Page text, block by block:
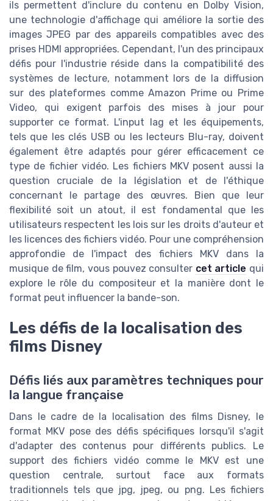
ils permettent d'inclure du contenu en Dolby Vision,
une technologie d'affichage qui améliore la sortie des
images JPEG par des appareils compatibles avec des
prises HDMI appropriées. Cependant, l'un des principaux
défis pour l'industrie réside dans la compatibilité des
systèmes de lecture, notamment lors de la diffusion
sur des plateformes comme Amazon Prime ou Prime
Video, qui exigent parfois des mises à jour pour
supporter ce format. L'input lag et les équipements,
tels que les clés USB ou les lecteurs Blu-ray, doivent
également être adaptés pour gérer efficacement ce
type de fichier vidéo. Les fichiers MKV posent aussi la
question cruciale de la législation et de l'éthique
concernant le partage des œuvres. Bien que leur
flexibilité soit un atout, il est fondamental que les
utilisateurs respectent les lois sur les droits d'auteur et
les licences des fichiers vidéo. Pour une compréhension
approfondie de l'impact des fichiers MKV dans la
musique de film, vous pouvez consulter cet article qui
explore le rôle du compositeur et la manière dont le
format peut influencer la bande-son.
Les défis de la localisation des
films Disney
Défis liés aux paramètres techniques pour
la langue française
Dans le cadre de la localisation des films Disney, le
format MKV pose des défis spécifiques lorsqu'il s'agit
d'adapter des contenus pour différents publics. Le
support des fichiers vidéo comme le MKV est une
question centrale, surtout face aux formats
traditionnels tels que jpg, jpeg, ou png. Les fichiers